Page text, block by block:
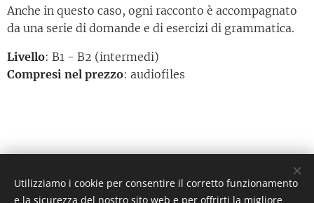
Anche in questo caso, ogni racconto è accompagnato
da una serie di domande e di esercizi di grammatica.
Livello: B1 - B2 (intermedi)
Compresi nel prezzo: audiofiles
© 2023 Snakkemdmax I/S - Tutti i diritti riservati
Utilizziamo i cookie per consentire il corretto funzionamento
e la sicurezza del nostro sito web e per offrirti la migliore